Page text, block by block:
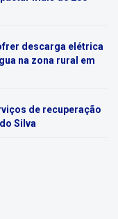
descarga elétrica
na zona rural em
de recuperação
Silva